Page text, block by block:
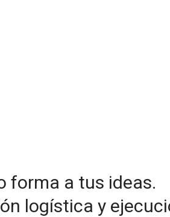
forma a tus ideas.
logística y